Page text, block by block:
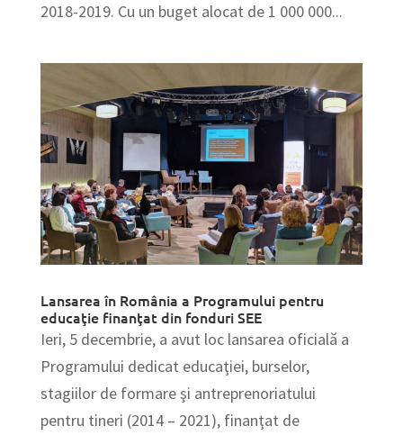
2018-2019. Cu un buget alocat de 1 000 000...
Lansarea în România a Programului pentru
educaţie finanţat din fonduri SEE
Ieri, 5 decembrie, a avut loc lansarea oficială a
Programului dedicat educaţiei, burselor,
stagiilor de formare şi antreprenoriatului
pentru tineri (2014 – 2021), finanţat de